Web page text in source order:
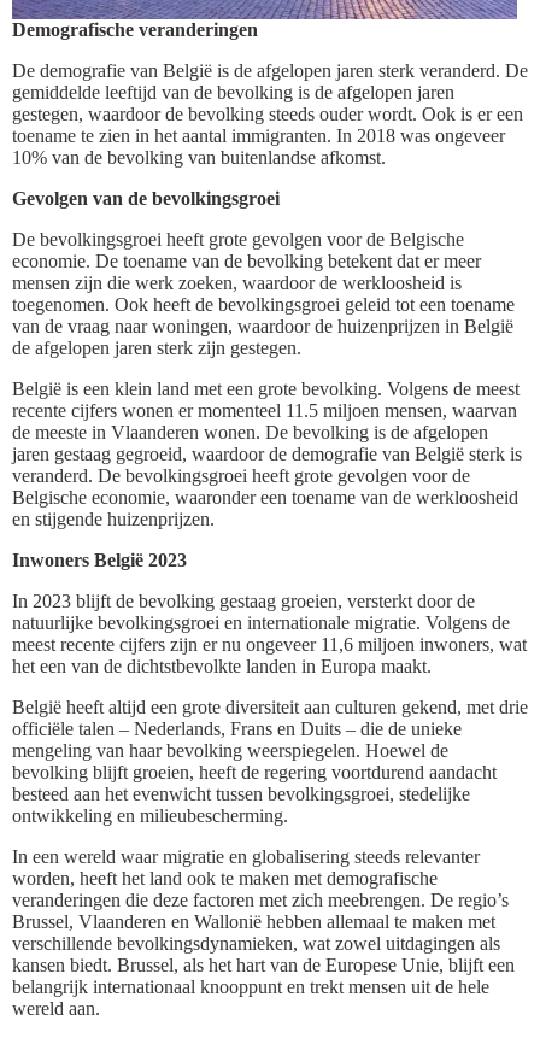
Demografische veranderingen
De demografie van België is de afgelopen jaren sterk veranderd. De
gemiddelde leeftijd van de bevolking is de afgelopen jaren
gestegen, waardoor de bevolking steeds ouder wordt. Ook is er een
toename te zien in het aantal immigranten. In 2018 was ongeveer
10% van de bevolking van buitenlandse afkomst.
Gevolgen van de bevolkingsgroei
De bevolkingsgroei heeft grote gevolgen voor de Belgische
economie. De toename van de bevolking betekent dat er meer
mensen zijn die werk zoeken, waardoor de werkloosheid is
toegenomen. Ook heeft de bevolkingsgroei geleid tot een toename
van de vraag naar woningen, waardoor de huizenprijzen in België
de afgelopen jaren sterk zijn gestegen.
België is een klein land met een grote bevolking. Volgens de meest
recente cijfers wonen er momenteel 11.5 miljoen mensen, waarvan
de meeste in Vlaanderen wonen. De bevolking is de afgelopen
jaren gestaag gegroeid, waardoor de demografie van België sterk is
veranderd. De bevolkingsgroei heeft grote gevolgen voor de
Belgische economie, waaronder een toename van de werkloosheid
en stijgende huizenprijzen.
Inwoners België 2023
In 2023 blijft de bevolking gestaag groeien, versterkt door de
natuurlijke bevolkingsgroei en internationale migratie. Volgens de
meest recente cijfers zijn er nu ongeveer 11,6 miljoen inwoners, wat
het een van de dichtstbevolkte landen in Europa maakt.
België heeft altijd een grote diversiteit aan culturen gekend, met drie
officiële talen – Nederlands, Frans en Duits – die de unieke
mengeling van haar bevolking weerspiegelen. Hoewel de
bevolking blijft groeien, heeft de regering voortdurend aandacht
besteed aan het evenwicht tussen bevolkingsgroei, stedelijke
ontwikkeling en milieubescherming.
In een wereld waar migratie en globalisering steeds relevanter
worden, heeft het land ook te maken met demografische
veranderingen die deze factoren met zich meebrengen. De regio’s
Brussel, Vlaanderen en Wallonië hebben allemaal te maken met
verschillende bevolkingsdynamieken, wat zowel uitdagingen als
kansen biedt. Brussel, als het hart van de Europese Unie, blijft een
belangrijk internationaal knooppunt en trekt mensen uit de hele
wereld aan.